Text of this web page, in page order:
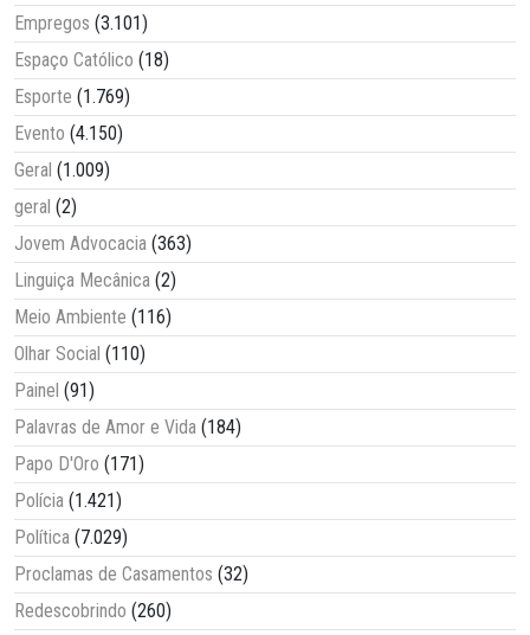
Empregos (3.101)
Espaço Católico (18)
Esporte (1.769)
Evento (4.150)
Geral (1.009)
geral (2)
Jovem Advocacia (363)
Linguiça Mecânica (2)
Meio Ambiente (116)
Olhar Social (110)
Painel (91)
Palavras de Amor e Vida (184)
Papo D'Oro (171)
Polícia (1.421)
Política (7.029)
Proclamas de Casamentos (32)
Redescobrindo (260)